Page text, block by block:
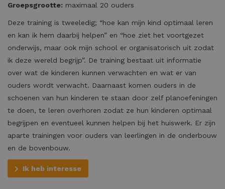
Groepsgrootte: maximaal 20 ouders
Deze training is tweeledig; “hoe kan mijn kind optimaal leren
en kan ik hem daarbij helpen” en “hoe ziet het voortgezet
onderwijs, maar ook mijn school er organisatorisch uit zodat
ik deze wereld begrijp”. De training bestaat uit informatie
over wat de kinderen kunnen verwachten en wat er van
ouders wordt verwacht. Daarnaast komen ouders in de
schoenen van hun kinderen te staan door zelf planoefeningen
te doen, te leren overhoren zodat ze hun kinderen optimaal
begrijpen en eventueel kunnen helpen bij het huiswerk. Er zijn
aparte trainingen voor ouders van leerlingen in de onderbouw
en de bovenbouw.
Ik heb interesse